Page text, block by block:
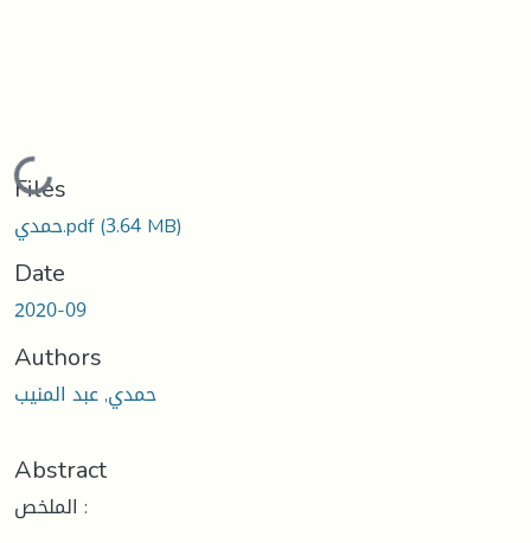
Files
حمدي.pdf(3.64 MB)
Date
2020-09
Authors
حمدي, عبد المنيب
Abstract
الملخص :